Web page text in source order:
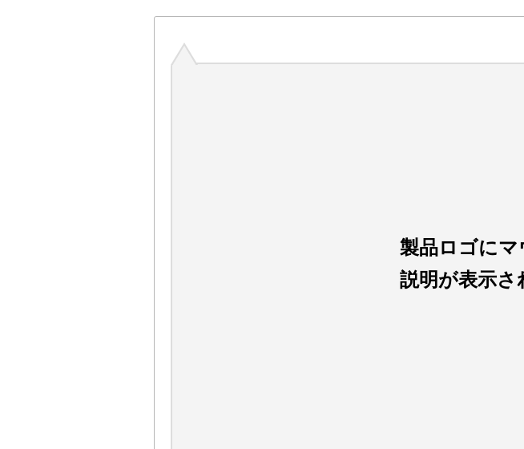
製品ロゴにマ
説明が表示さ